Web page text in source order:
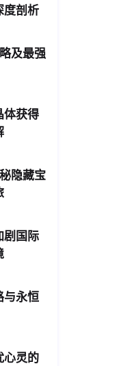
度剖析
及最强
体获得
隐藏宝
剧国际
与永恒
心灵的